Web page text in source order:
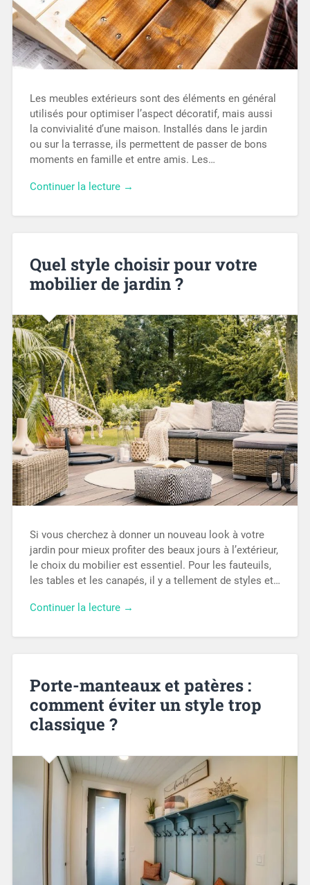
Les meubles extérieurs sont des éléments en général
utilisés pour optimiser l’aspect décoratif, mais aussi
la convivialité d’une maison. Installés dans le jardin
ou sur la terrasse, ils permettent de passer de bons
moments en famille et entre amis. Les…
Continuer la lecture →
Quel style choisir pour votre
mobilier de jardin ?
Si vous cherchez à donner un nouveau look à votre
jardin pour mieux profiter des beaux jours à l’extérieur,
le choix du mobilier est essentiel. Pour les fauteuils,
les tables et les canapés, il y a tellement de styles et…
Continuer la lecture →
Porte-manteaux et patères :
comment éviter un style trop
classique ?